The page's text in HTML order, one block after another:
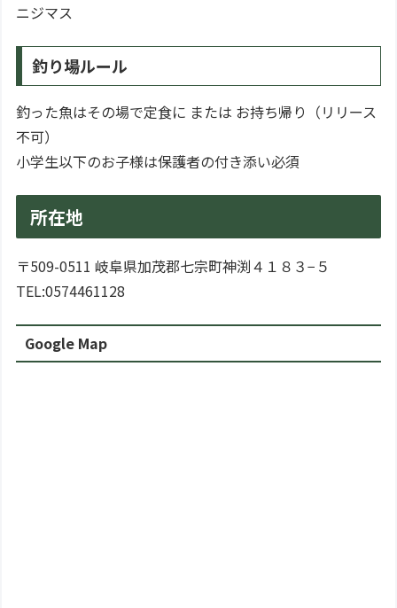
ニジマス
釣り場ルール
釣った魚はその場で定食に または お持ち帰り（リリース
不可）
小学生以下のお子様は保護者の付き添い必須
所在地
〒509-0511 岐阜県加茂郡七宗町神渕４１８３−５
TEL:0574461128
Google Map